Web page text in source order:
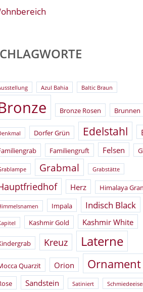
Azul Bahia Baltic Braun
Bronze Rosen Brunnen
Dorfer Grün Edelstahl
Familiengruft Felsen
Grabmal Grabstätte
Herz Himalaya
Impala Indisch Black
Kashmir Gold Kashmir White
Kreuz Laterne
Quarzit Orion Ornament
Sandstein Satiniert